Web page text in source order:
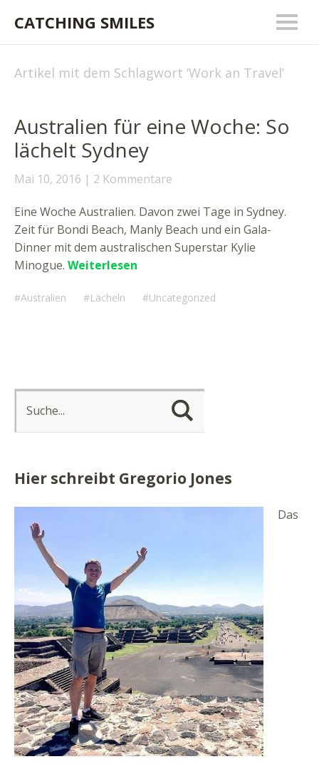
CATCHING SMILES
Artikel mit dem Schlagwort ‘Work an Travel’
Australien für eine Woche: So
lächelt Sydney
Mai 10, 2016 2 Kommentare
Eine Woche Australien. Davon zwei Tage in Sydney.
Zeit für Bondi Beach, Manly Beach und ein Gala-
Dinner mit dem australischen Superstar Kylie
Minogue. Weiterlesen
Australien Lächeln Uncategorized
Hier schreibt Gregorio Jones
Das